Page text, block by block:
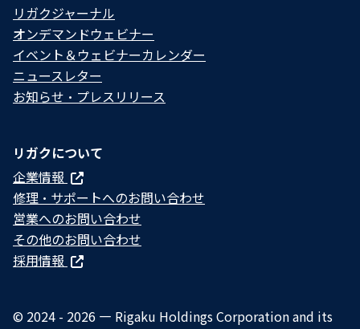
リガクジャーナル
オンデマンドウェビナー
イベント＆ウェビナーカレンダー
ニュースレター
お知らせ・プレスリリース
リガクについて
企業情報
修理・サポートへのお問い合わせ
営業へのお問い合わせ
その他のお問い合わせ
採用情報
© 2024 - 2026 — Rigaku Holdings Corporation and its